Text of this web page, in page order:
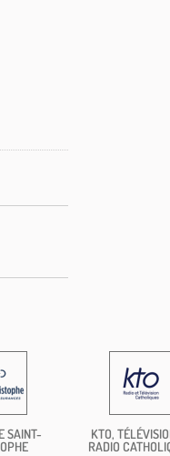
SAINT-
KTO,
RADIO